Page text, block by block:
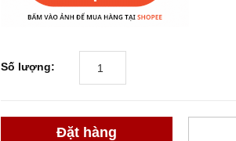
Số lượng:
Đặt hàng